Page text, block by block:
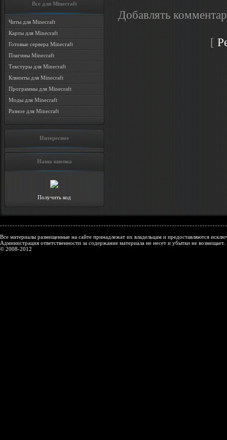
Все для Minecraft
Читы для Minecraft
Карты для Minecraft
Готовые сервера Minecraft
Плагины Minecraft
Текстуры для Minecraft
Клиенты для Minecraft
Программы для Minecraft
Моды для Minecraft
Разное для Minecraft
Интересное
Наша кнопка
Получить код
Добавлять
[
Все материалы размещенные на сайте принадлежат их владельцам и предоставляются
Администрация ответственности за содержание материала не несет и убытки не возмещает.
© 2008-2012